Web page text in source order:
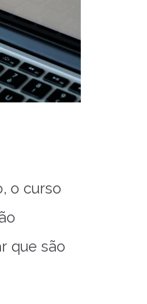
o curso
que são